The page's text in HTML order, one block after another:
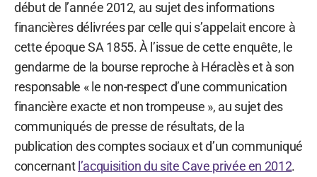
début de l’année 2012, au sujet des informations
financières délivrées par celle qui s’appelait encore à
cette époque SA 1855. À l’issue de cette enquête, le
gendarme de la bourse reproche à Héraclès et à son
responsable « le non-respect d’une communication
financière exacte et non trompeuse », au sujet des
communiqués de presse de résultats, de la
publication des comptes sociaux et d’un communiqué
concernant l’acquisition du site Cave privée en 2012.